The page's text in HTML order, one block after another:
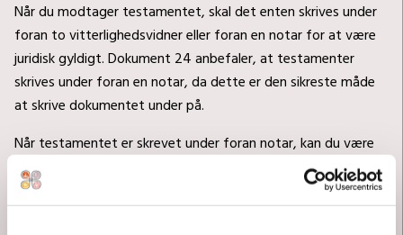
Når du modtager testamentet, skal det enten skrives under
foran to vitterlighedsvidner eller foran en notar for at være
juridisk gyldigt. Dokument 24 anbefaler, at testamenter
skrives under foran en notar, da dette er den sikreste måde
at skrive dokumentet under på.
Når testamentet er skrevet under foran notar, kan du være
sikker på, at testamentet dukker op, når du er gået bort.
Læs mere her:Sådan opretter du et testamente.